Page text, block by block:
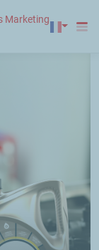
Marketing